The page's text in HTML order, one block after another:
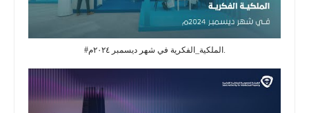
#الملكية_الفكرية في شهر ديسمبر ٢٠٢٤م.